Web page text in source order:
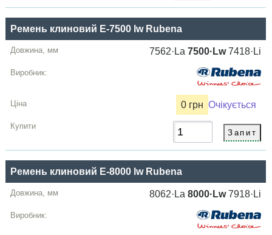
Ремень клиновий E-7500 lw Rubena
7562·La7500·Lw7418·Li
0 грн Очікується
Ремень клиновий E-8000 lw Rubena
8062·La8000·Lw7918·Li